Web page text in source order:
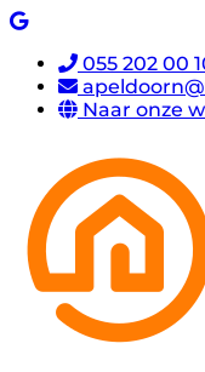
055 202 00
Naar onze